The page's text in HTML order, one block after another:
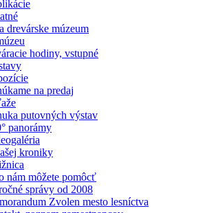
drevárske múzeum
hodiny, vstupné
na predaj
putovných výstav
panorámy
kroniky
nám môžete pomôcť
správy od 2008
Zvolen mesto lesníctva